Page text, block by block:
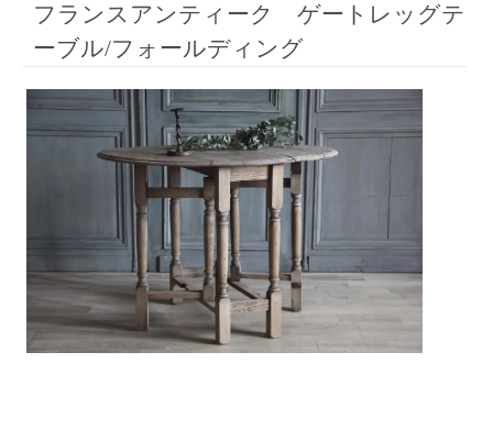
フランスアンティーク ゲートレッグテ
ーブル/フォールディング